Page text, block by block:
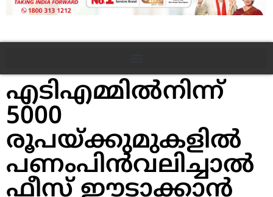
എടിഎമ്മില്‍നിന്ന്
5000
രൂപയ്ക്കുമുകളില്‍
പണംപിന്‍വലിച്ചാല്‍
ഫീസ് ഈടാക്കാന്‍